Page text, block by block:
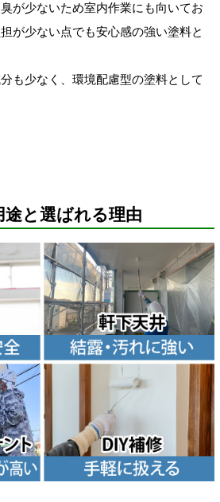
が少ないため室内作業にも向いてお
が少ない点でも安心感の強い塗料と
も少なく、環境配慮型の塗料として
と選ばれる理由